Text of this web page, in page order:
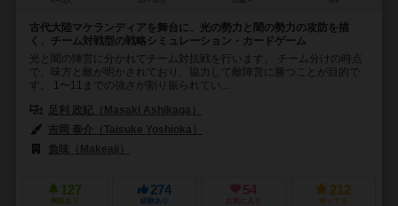
古代大陸マケランディアを舞台に、光の勢力と闇の勢力の攻防を描
く、チーム対戦型の戦略シミュレーション・カードゲーム
光と闇の陣営に分かれてチーム対抗戦を行います。 チーム分けの時点
で、味方と敵が明かされており、協力して敵陣営に勝つことが目的で
す。 1〜11までの強さが割り振られてい...
足利 政紀（Masaki Ashikaga）
吉岡 泰介（Taisuke Yoshioka）
負味（Makeaji）
127
興味あり
274
経験あり
54
お気に入り
212
持ってる